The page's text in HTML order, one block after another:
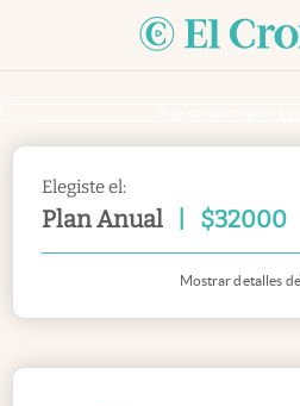
Elegiste el:
Plan Anual $32000
Mostrar detalles